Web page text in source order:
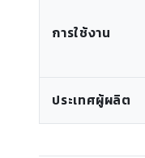
การใช้งาน
ประเทศผู้ผลิต